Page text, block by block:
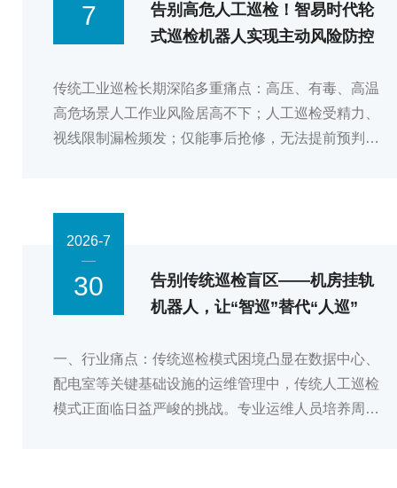
7
告别高危人工巡检！智易时代轮
式巡检机器人实现主动风险防控
传统工业巡检长期深陷多重痛点：高压、有毒、高温
高危场景人工作业风险居高不下；人工巡检受精力、
视线限制漏检频发；仅能事后抢修，无法提前预判设
激光SLAM、AI视觉识别、多传感器融合核心技术，
践行“机器代人”理念，实现7×24小时不间断无人值守
巡检，助力企业运维从被动抢修转向主动防控。全地
形硬核底盘,多环境稳定作业机器人搭载四轮四驱驱
动底盘，机动性能拉满：最高行驶速度3.5m/s...
2026-7
30
告别传统巡检盲区——机房挂轨
机器人，让“智巡”替代“人巡”
一、行业痛点：传统巡检模式困境凸显在数据中心、
配电室等关键基础设施的运维管理中，传统人工巡检
模式正面临日益严峻的挑战。专业运维人员培养周期